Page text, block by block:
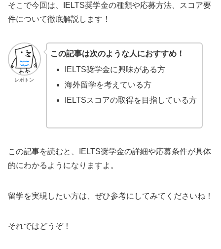
そこで今回は、IELTS奨学金の種類や応募方法、スコア要
件について徹底解説します！
レポトン
この記事は次のような人におすすめ！
IELTS奨学金に興味がある方
海外留学を考えている方
IELTSスコアの取得を目指している方
この記事を読むと、IELTS奨学金の詳細や応募条件が具体
的にわかるようになりますよ。
留学を実現したい方は、ぜひ参考にしてみてくださいね！
それではどうぞ！